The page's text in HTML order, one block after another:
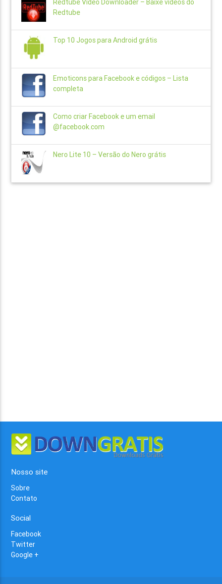
Redtube Vídeo Downloader – Baixe vídeos do
Redtube
Top 10 Jogos para Android grátis
Emoticons para Facebook e códigos – Lista
completa
Como criar Facebook e um email
@facebook.com
Nero Lite 10 – Versão do Nero grátis
Nosso site
Sobre
Contato
Social
Facebook
Twitter
Google +